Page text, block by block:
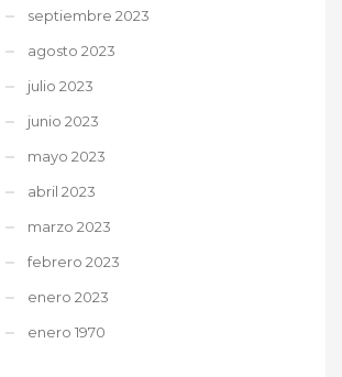
septiembre 2023
agosto 2023
julio 2023
junio 2023
mayo 2023
abril 2023
marzo 2023
febrero 2023
enero 2023
enero 1970